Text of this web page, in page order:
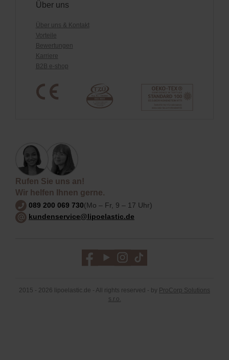
Über uns
Über uns & Kontakt
Vorteile
Bewertungen
Karriere
B2B e-shop
Rufen Sie uns an!
Wir helfen Ihnen gerne.
089 200 069 730(Mo – Fr, 9 – 17 Uhr)
kundenservice@lipoelastic.de
2015 - 2026 lipoelastic.de - All rights reserved - by ProCorp Solutions
s.r.o.